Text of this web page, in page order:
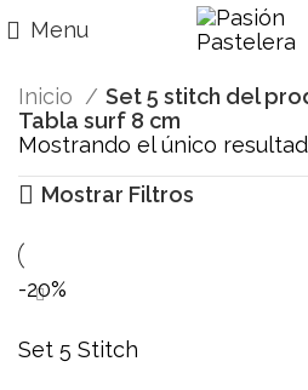
Menu
Inicio
Set 5 stitch del
Tabla surf 8 cm
Mostrando el único
Mostrar Filtros
-20%
Set 5 Stitch